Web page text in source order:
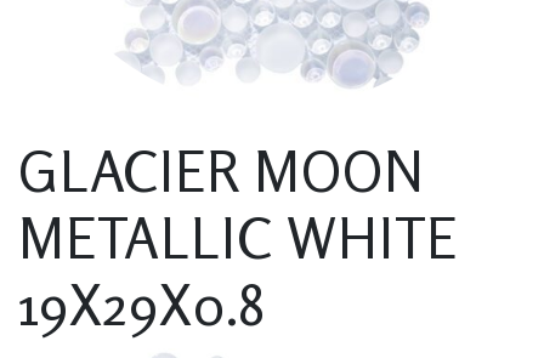
GLACIER MOON
METALLIC WHITE
19X29X0.8